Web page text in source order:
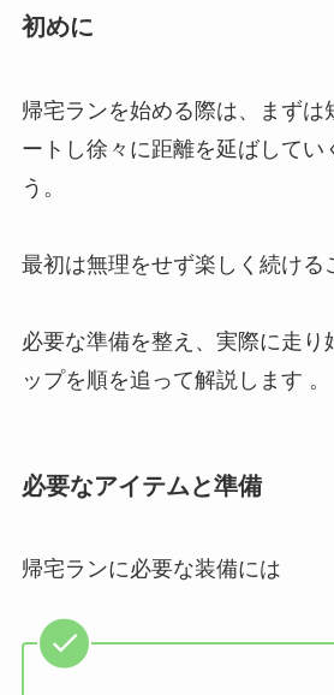
初めに
帰宅ランを始める際は、まずは
ートし徐々に距離を延ばしてい
う。
最初は無理をせず楽しく続ける
必要な準備を整え、実際に走り
ップを順を追って解説します 。
必要なアイテムと準備
帰宅ランに必要な装備には